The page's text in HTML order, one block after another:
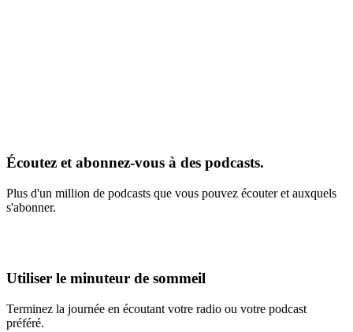
Écoutez et abonnez-vous à des podcasts.
Plus d'un million de podcasts que vous pouvez écouter et auxquels
s'abonner.
Utiliser le minuteur de sommeil
Terminez la journée en écoutant votre radio ou votre podcast
préféré.